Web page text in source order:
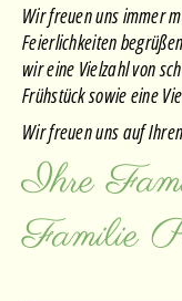
Wir freuen uns immer
Feierlichkeiten
wir eine Vielzahl von
Frühstück sowie eine
Wir freuen uns auf
Ihre
Familie